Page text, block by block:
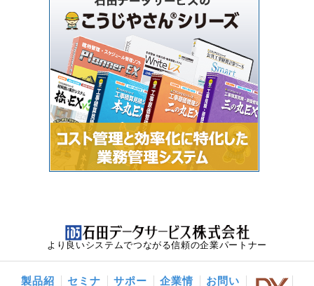
より良いシステムでつながる信頼の企業パートナー
製品紹
セミナ
サポー
企業情
お問い